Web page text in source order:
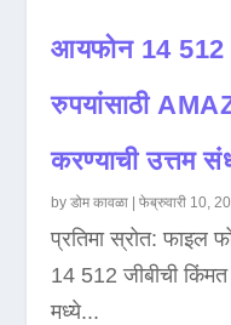
आयफोन 14 512
रुपयांसाठी
करण्याची उत्तम
byडोम कावळा |फेब्रुवारी 10,
प्रतिमा स्रोत: फाइल
14 512 जीबीची
मध्ये...